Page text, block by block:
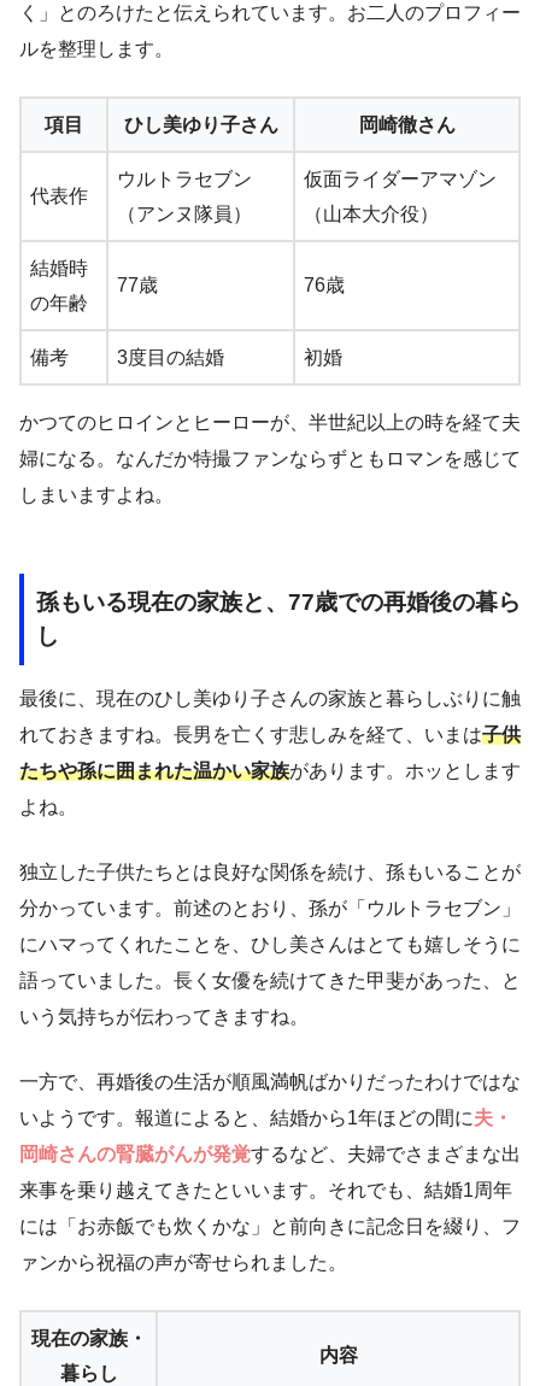
く」とのろけたと伝えられています。お二人のプロフィー
ルを整理します。
項目 ひし美ゆり子さん 岡崎徹さん
代表作
ウルトラセブン
（アンヌ隊員）
仮面ライダーアマゾン
（山本大介役）
結婚時
の年齢
77歳 76歳
備考 3度目の結婚 初婚
かつてのヒロインとヒーローが、半世紀以上の時を経て夫
婦になる。なんだか特撮ファンならずともロマンを感じて
しまいますよね。
孫もいる現在の家族と、77歳での再婚後の暮ら
し
最後に、現在のひし美ゆり子さんの家族と暮らしぶりに触
れておきますね。長男を亡くす悲しみを経て、いまは子供
たちや孫に囲まれた温かい家族があります。ホッとします
よね。
独立した子供たちとは良好な関係を続け、孫もいることが
分かっています。前述のとおり、孫が「ウルトラセブン」
にハマってくれたことを、ひし美さんはとても嬉しそうに
語っていました。長く女優を続けてきた甲斐があった、と
いう気持ちが伝わってきますね。
一方で、再婚後の生活が順風満帆ばかりだったわけではな
いようです。報道によると、結婚から1年ほどの間に夫・
岡崎さんの腎臓がんが発覚するなど、夫婦でさまざまな出
来事を乗り越えてきたといいます。それでも、結婚1周年
には「お赤飯でも炊くかな」と前向きに記念日を綴り、フ
ァンから祝福の声が寄せられました。
現在の家族・
暮らし
内容